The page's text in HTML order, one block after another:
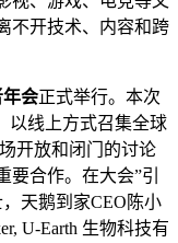
不开技术、内容和跨
年会正式举行。本次
以线上方式召集全球
开放和闭门的讨论
合作。在大会”引
天鹅到家CEO陈小
U-Earth 生物科技有